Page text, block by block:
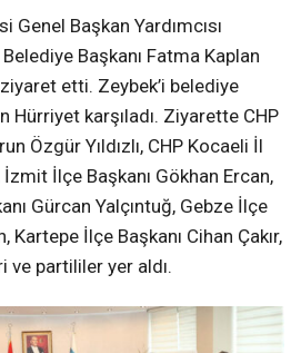
Genel Başkan Yardımcısı
Başkanı Fatma Kaplan
etti. Zeybek’i belediye
Hürriyet karşıladı. Ziyarette CHP
Özgür Yıldızlı, CHP Kocaeli İl
İlçe Başkanı Gökhan Ercan,
Gürcan Yalçıntuğ, Gebze İlçe
Kartepe İlçe Başkanı Cihan Çakır,
ve partililer yer aldı.